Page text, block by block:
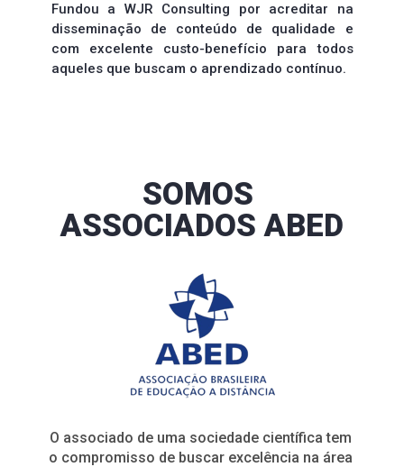
Fundou a WJR Consulting por acreditar na
disseminação de conteúdo de qualidade e
com excelente custo-benefício para todos
aqueles que buscam o aprendizado contínuo.
O associado de uma sociedade científica tem
o compromisso de buscar excelência na área
SOMOS
ASSOCIADOS ABED